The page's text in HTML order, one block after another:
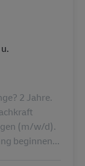
2 Jahre.
(m/w/d).
beginnen...